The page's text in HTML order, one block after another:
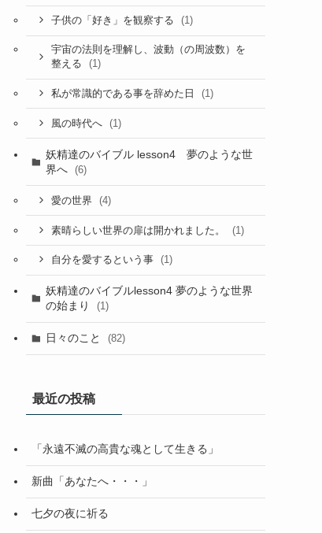
子供の「好き」を観察する (1)
宇宙の法則を理解し、波動（の周波数）を
整える
(1)
私が常識的である事を辞めた日 (1)
風の時代へ (1)
妖精達のバイブル lesson4 夢のような世
界へ (6)
愛の世界 (4)
素晴らしい世界の扉は開かれました。 (1)
自分を愛するという事 (1)
妖精達のバイブルlesson4 夢のような世界
の始まり
(1)
日々のこと (82)
最近の投稿
「永遠不滅の高貴な魂として生きる」
新曲「あなたへ・・・」
七夕の夜に祈る